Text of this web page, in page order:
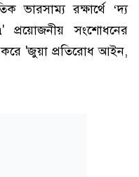
ভারসাম্য রক্ষার্থে ‘দ্য
প্রয়োজনীয় সংশোধনের
'জুয়া প্রতিরোধ আইন,